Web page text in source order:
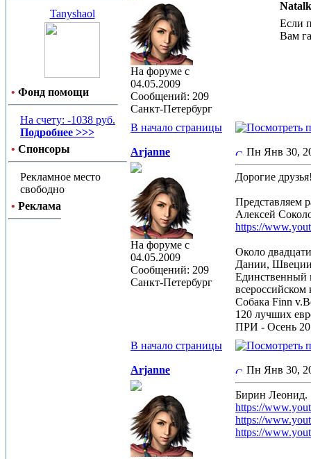
Tanyshaol
• Фонд помощи
На счету: -1038 руб.
Подробнее >>>
• Спонсоры
Рекламное место
свободно
• Реклама
На форуме с
04.05.2009
Сообщений: 209
Санкт-Петербург
Если
Вам
В начало страницы
Arjanne
На форуме с
04.05.2009
Сообщений: 209
Санкт-Петербург
Пн Янв 30,
Дорогие
Представляем
Алексей
https://
Около
Дании,
Единственный
всероссийском
Собака Finn
120 лучших
ПРИ - Осень
В начало страницы
Arjanne Пн Янв 30,
Бирин Леонид.
https://
https://
https://